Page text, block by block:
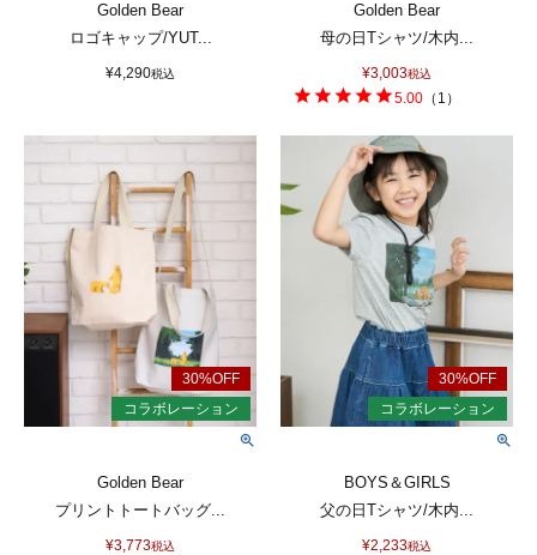
Golden Bear
ロゴキャップ/YUT...
¥4,290税込
Golden Bear
母の日Tシャツ/木内...
¥3,003税込
5.00 （ 1 ）
Golden Bear
プリントトートバッグ...
¥3,773税込
BOYS＆GIRLS
父の日Tシャツ/木内...
¥2,233税込